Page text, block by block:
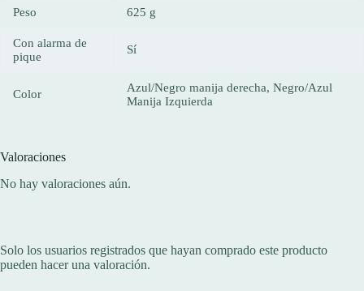
Peso 625 g
Con alarma de
pique
Sí
Color
Azul/Negro manija derecha, Negro/Azul
Manija Izquierda
Valoraciones
No hay valoraciones aún.
Solo los usuarios registrados que hayan comprado este producto
pueden hacer una valoración.